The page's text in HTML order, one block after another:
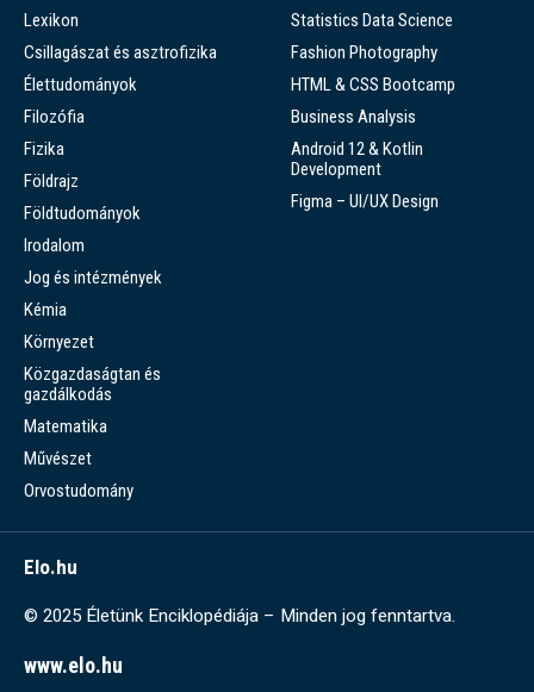
Lexikon
Csillagászat és asztrofizika
Élettudományok
Filozófia
Fizika
Földrajz
Földtudományok
Irodalom
Jog és intézmények
Kémia
Környezet
Közgazdaságtan és
gazdálkodás
Matematika
Művészet
Orvostudomány
Statistics Data Science
Fashion Photography
HTML & CSS Bootcamp
Business Analysis
Android 12 & Kotlin
Development
Figma – UI/UX Design
Elo.hu
© 2025 Életünk Enciklopédiája – Minden jog fenntartva.
www.elo.hu